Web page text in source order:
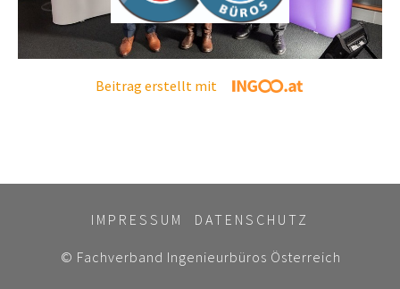
Beitrag erstellt mit
IMPRESSUM DATENSCHUTZ
© Fachverband Ingenieurbüros Österreich